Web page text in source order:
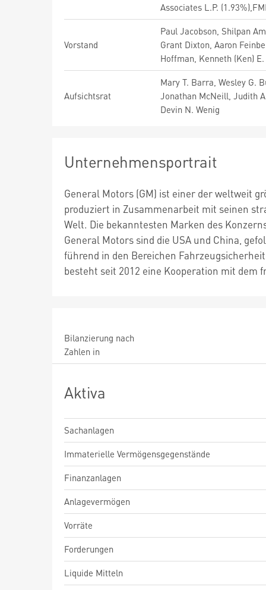
Associates L.P.
Vorstand
Paul Jacobson, Shilpan
Grant Dixton, Aaron
Hoffman, Kenneth (Ken)
Aufsichtsrat
Mary T. Barra, Wesley G.
Jonathan McNeill, Judith
Devin N. Wenig
Unternehmensportrait
General Motors (GM) ist einer der weltweit
produziert in Zusammenarbeit mit seinen
Welt. Die bekanntesten Marken des
General Motors sind die USA und China,
führend in den Bereichen
besteht seit 2012 eine Kooperation mit
Bilanzierung nach
Zahlen in
Aktiva
Sachanlagen
Immaterielle Vermögensgegenstände
Finanzanlagen
Anlagevermögen
Vorräte
Forderungen
Liquide Mitteln